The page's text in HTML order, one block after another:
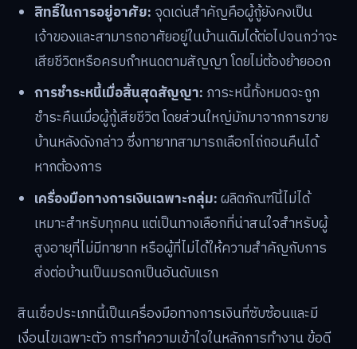
สิทธิ์ในการอยู่อาศัย: จุดเด่นสำคัญคือผู้กู้ยังคงเป็น
เจ้าของและสามารถอาศัยอยู่ในบ้านเดิมได้ต่อไปจนกว่าจะ
เสียชีวิตหรือครบกำหนดตามสัญญา โดยไม่ต้องย้ายออก
การชำระหนี้เมื่อสิ้นสุดสัญญา: ภาระหนี้ทั้งหมดจะถูก
ชำระคืนเมื่อผู้กู้เสียชีวิต โดยส่วนใหญ่มักมาจากการขาย
บ้านหลังดังกล่าว ซึ่งทายาทสามารถเลือกไถ่ถอนคืนได้
หากต้องการ
เครื่องมือทางการเงินเฉพาะกลุ่ม:ผลิตภัณฑ์นี้ไม่ได้
เหมาะสำหรับทุกคน แต่เป็นทางเลือกที่น่าสนใจสำหรับผู้
สูงอายุที่ไม่มีทายาท หรือผู้ที่ไม่ได้ให้ความสำคัญกับการ
ส่งต่อบ้านเป็นมรดกเป็นอันดับแรก
สินเชื่อประเภทนี้เป็นเครื่องมือทางการเงินที่ซับซ้อนและมี
เงื่อนไขเฉพาะตัว การทำความเข้าใจในหลักการทำงาน ข้อดี